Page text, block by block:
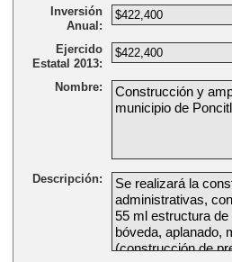
Inversión
Anual:
Ejercido
Estatal 2013:
Nombre:
Descripción: